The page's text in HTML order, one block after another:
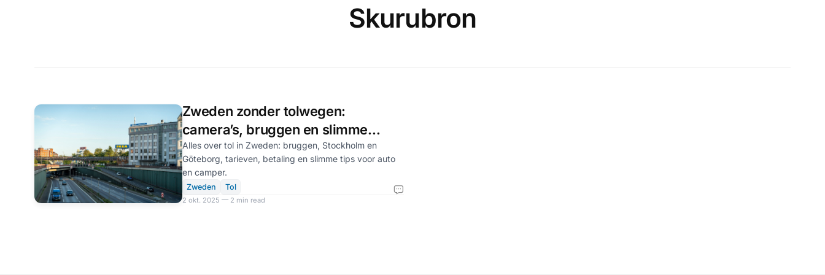
Skurubron
Zweden zonder tolwegen:
camera’s, bruggen en slimme
stadsheffing
Alles over tol in Zweden: bruggen, Stockholm en
Göteborg, tarieven, betaling en slimme tips voor auto
en camper.
Zweden Tol
2 okt. 2025 — 2 min read